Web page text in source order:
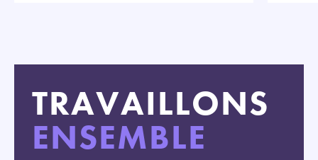
TRAVAILLONS
ENSEMBLE